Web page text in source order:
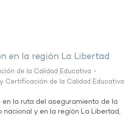
en la región La Libertad
de la Calidad Educativa -
Certificación de la Calidad Educativa
la ruta del aseguramiento de la
y en la región La Libertad,